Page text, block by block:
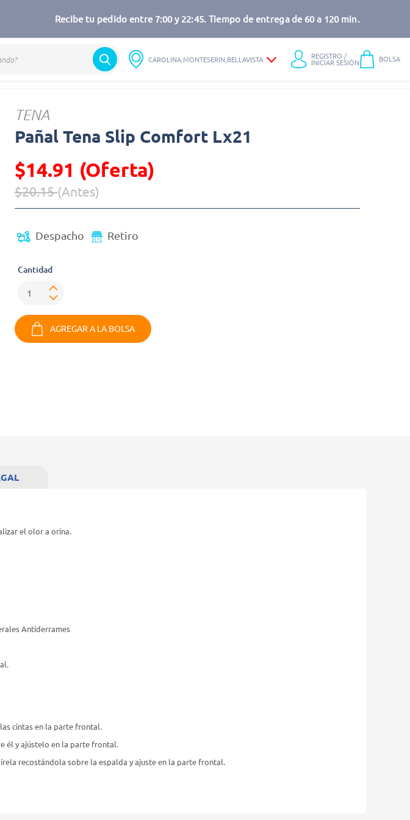
Recibe tu pedido entre 7:00 y 22:45. Tiempo de entrega de 60 a 120 min.
CAROLINA,MONTESERIN,BELLAVISTA REGISTRO /
INICIAR SESIÓN BOLSA
TENA
Pañal Tena Slip Comfort Lx21
$14.91 (Oferta)
Precio reducido de
$20.15(Antes)
Despacho Retiro
Cantidad
AGREGAR A LA BOLSA
el olor a orina.
Antiderrames
cintas en la parte frontal.
él y ajústelo en la parte frontal.
recostándola sobre la espalda y ajuste en la parte frontal.